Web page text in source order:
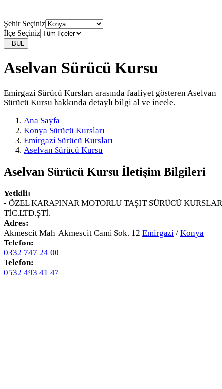
Şehir Seçiniz
İlçe Seçiniz
BUL
Aselvan Sürücü Kursu
Emirgazi Sürücü Kursları arasında faaliyet gösteren Aselvan
Sürücü Kursu hakkında detaylı bilgi al ve incele.
Ana Sayfa
Konya Sürücü Kursları
Emirgazi Sürücü Kursları
Aselvan Sürücü Kursu
Aselvan Sürücü Kursu İletişim Bilgileri
Yetkili:
- ÖZEL KARAPINAR MOTORLU TAŞIT SÜRÜCÜ
TİC.LTD.ŞTİ.
Adres:
Akmescit Mah. Akmescit Cami Sok. 12 Emirgazi / Konya
Telefon:
0332 747 24 00
Telefon:
0532 493 41 47